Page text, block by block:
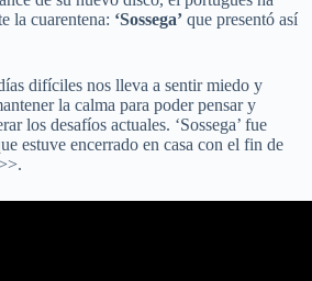
la cuarentena: ‘Sossega’ que presentó así
difíciles nos lleva a sentir miedo y
la calma para poder pensar y
los desafíos actuales. ‘Sossega’ fue
estuve encerrado en casa con el fin de